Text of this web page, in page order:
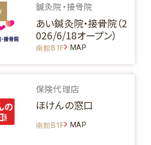
鍼灸院・接骨院
あい鍼灸院・接骨院（2
026/6/18オープン）
南館B1F MAP
保険代理店
ほけんの窓口
南館B1F MAP